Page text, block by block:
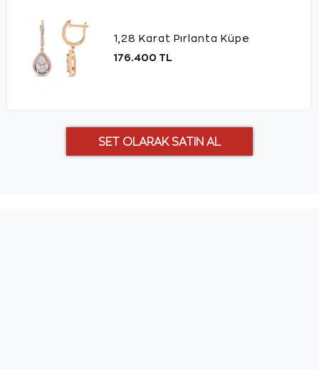
1,28 Karat Pırlanta Küpe
176.400 TL